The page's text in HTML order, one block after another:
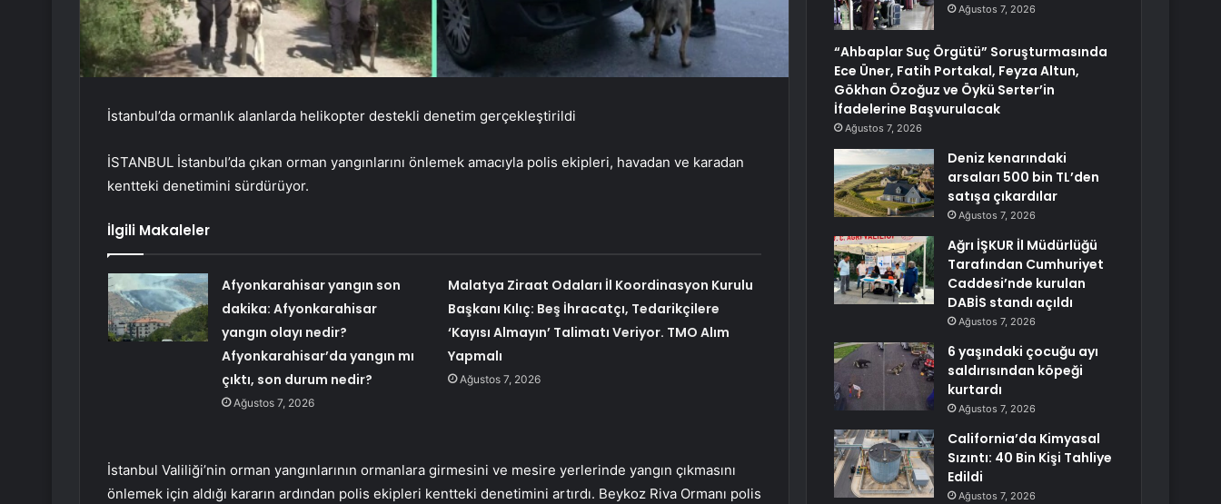
İstanbul’da ormanlık alanlarda helikopter destekli denetim gerçekleştirildi
İSTANBUL İstanbul’da çıkan orman yangınlarını önlemek amacıyla polis ekipleri, havadan ve karadan
kentteki denetimini sürdürüyor.
İlgili Makaleler
Afyonkarahisar yangın son
dakika: Afyonkarahisar
yangın olayı nedir?
Afyonkarahisar’da yangın mı
çıktı, son durum nedir?
Ağustos 7, 2026
Malatya Ziraat Odaları İl Koordinasyon Kurulu
Başkanı Kılıç: Beş İhracatçı, Tedarikçilere
‘Kayısı Almayın’ Talimatı Veriyor. TMO Alım
Yapmalı
Ağustos 7, 2026
İstanbul Valiliği’nin orman yangınlarının ormanlara girmesini ve mesire yerlerinde yangın çıkmasını
önlemek için aldığı kararın ardından polis ekipleri kentteki denetimini artırdı. Beykoz Riva Ormanı polis
Ağustos 7, 2026
“Ahbaplar Suç Örgütü” Soruşturmasında
Ece Üner, Fatih Portakal, Feyza Altun,
Gökhan Özoğuz ve Öykü Serter’in
İfadelerine Başvurulacak
Ağustos 7, 2026
Deniz kenarındaki
arsaları 500 bin TL’den
satışa çıkardılar
Ağustos 7, 2026
Ağrı İŞKUR İl Müdürlüğü
Tarafından Cumhuriyet
Caddesi’nde kurulan
DABİS standı açıldı
Ağustos 7, 2026
6 yaşındaki çocuğu ayı
saldırısından köpeği
kurtardı
Ağustos 7, 2026
California’da Kimyasal
Sızıntı: 40 Bin Kişi Tahliye
Edildi
Ağustos 7, 2026